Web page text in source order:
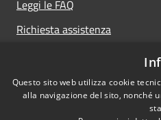
Leggi le FAQ
Richiesta assistenza
Questo sito web utilizza cookie
alla navigazione del sito, nonché